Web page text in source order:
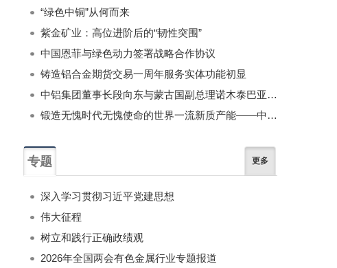
“绿色中铜”从何而来
紫金矿业：高位进阶后的“韧性突围”
中国恩菲与绿色动力签署战略合作协议
铸造铝合金期货交易一周年服务实体功能初显
中铝集团董事长段向东与蒙古国副总理诺木泰巴亚尔举行会谈
锻造无愧时代无愧使命的世界一流新质产能——中国有色金属工业的战略应对与破局之道（二）
专题 更多
深入学习贯彻习近平党建思想
伟大征程
树立和践行正确政绩观
2026年全国两会有色金属行业专题报道